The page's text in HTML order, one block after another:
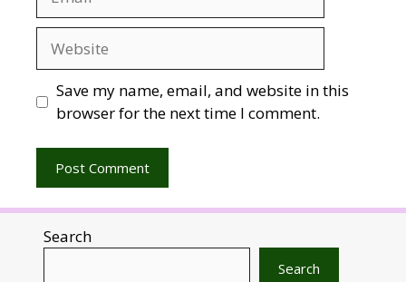
Save my name, email, and website in this
browser for the next time I comment.
Search
Search